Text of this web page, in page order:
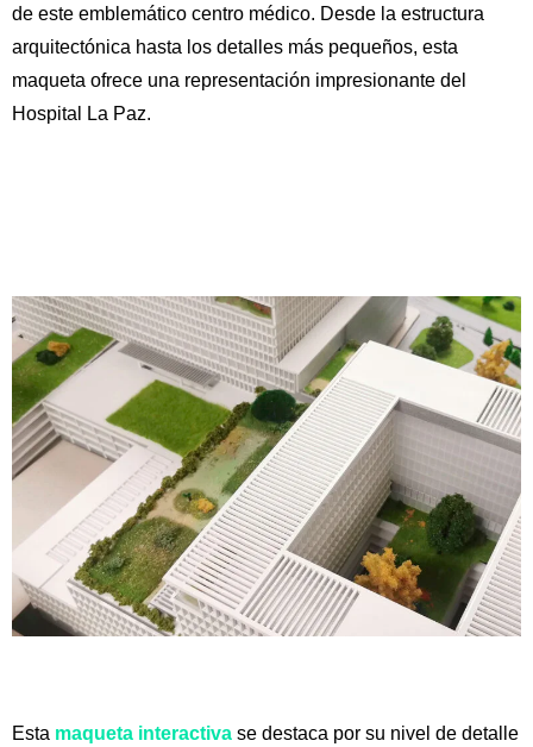
de este emblemático centro médico. Desde la estructura
arquitectónica hasta los detalles más pequeños, esta
maqueta ofrece una representación impresionante del
Hospital La Paz.
Esta maqueta interactiva se destaca por su nivel de detalle